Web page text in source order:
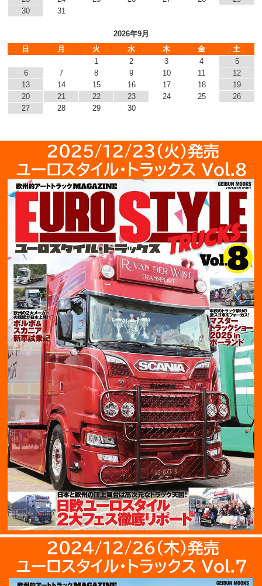
30
31
2026年9月
日
月 火 水 木 金
土
1
2 3 4
5
6
7 8 9 10 11
12
13
14 15 16 17 18
19
20
21 22 23 24 25
26
27
28 29 30